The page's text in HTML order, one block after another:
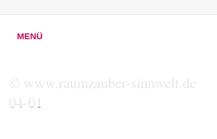
MENÜ
© www.raumzauber-sinnwelt.de
04-01